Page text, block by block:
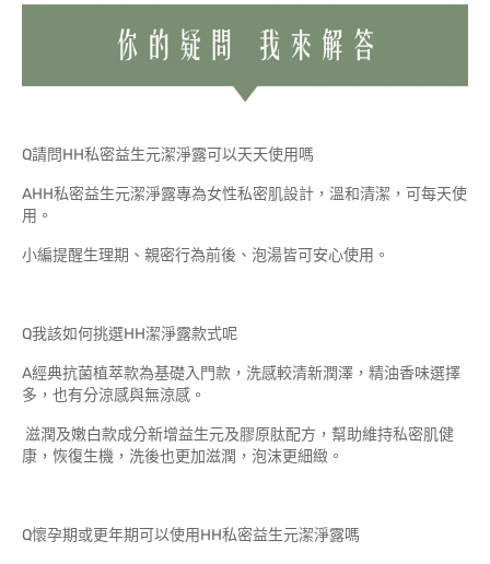
Q請問HH私密益生元潔淨露可以天天使用嗎
AHH私密益生元潔淨露專為女性私密肌設計，溫和清潔，可每天使
用。
小編提醒生理期、親密行為前後、泡湯皆可安心使用。
Q我該如何挑選HH潔淨露款式呢
A經典抗菌植萃款為基礎入門款，洗感較清新潤澤，精油香味選擇
多，也有分涼感與無涼感。
滋潤及嫩白款成分新增益生元及膠原肽配方，幫助維持私密肌健
康，恢復生機，洗後也更加滋潤，泡沫更細緻。
Q懷孕期或更年期可以使用HH私密益生元潔淨露嗎